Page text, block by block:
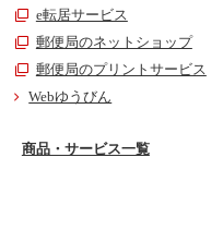
e転居サービス
郵便局のネットショップ
郵便局のプリントサービス
Webゆうびん
商品・サービス一覧